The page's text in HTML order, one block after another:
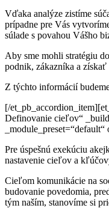
Vďaka analýze zistíme
prípadne pre Vás
súlade s povahou Vášho
Aby sme mohli stratégiu
podnik, zákazníka a získať
Z týchto informácií
[/
Definovanie cieľov“
Pre úspešnú exekúciu
nastavenie cieľov a
Cieľom komunikácie na
budovanie povedomia,
tým naším, stanovíme si